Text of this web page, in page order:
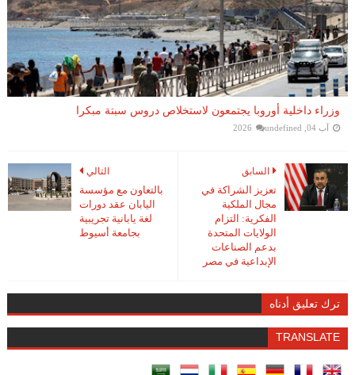
وزراء داخلية أوروبا يجتمعون لاستخلاص دروس سبتة مبكرا
آب 04, 2026 undefined
التالي
بالتعاون مع مؤسسة
اليابان عقد دورات
لغة يابانية تجريبية
بجامعة أسيوط
السابق
تعزيز الشراكة في
مجال الملكية
الفكرية: التزام
الولايات المتحدة
بدعم الصناعات
الإبداعية في مصر
ترك تعليق أدناه
TRANSLATE